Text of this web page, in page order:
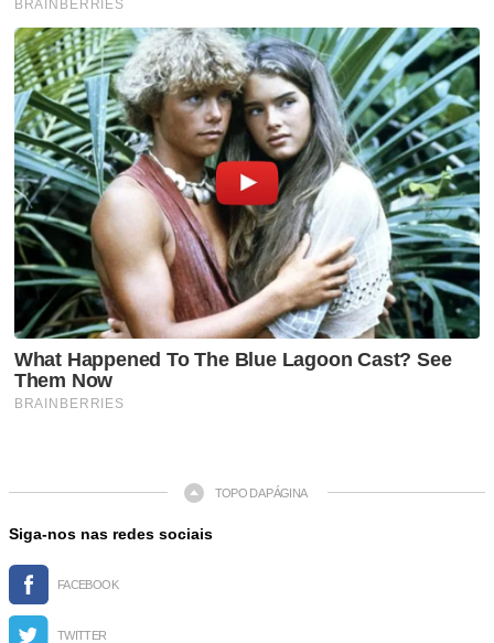
TOPO DA PÁGINA
Siga-nos nas redes sociais
FACEBOOK
TWITTER